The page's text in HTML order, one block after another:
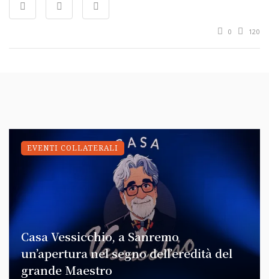
0 120
Casa Vessicchio, a Sanremo
un’apertura nel segno dell’eredità del
grande Maestro
EVENTI COLLATERALI